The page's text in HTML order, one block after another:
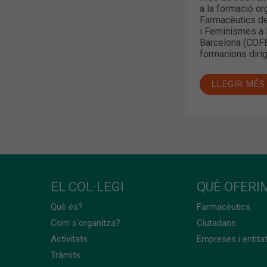
a la formació
Farmacèutics
i Feminismes a
Barcelona
formacions
LLEGIR MÉS
EL COL·LEGI
Què és?
Com s'organitza?
Activitats
Tràmits
QUÈ
Farmacèutics
Ciutadans
Empreses i